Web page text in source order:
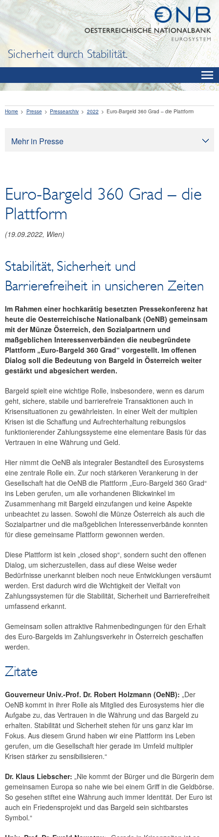
Sicherheit durch Stabilität.
Mehr in Presse
OeNB aktuell
OeNB-Podcast
Reden und Präsentationen
Fotos
Home Presse Pressearchiv 2022 Euro-Bargeld 360 Grad – die Plattform
Euro-Bargeld 360 Grad – die
Plattform
(19.09.2022, Wien)
Stabilität, Sicherheit und
Barrierefreiheit in unsicheren Zeiten
Im Rahmen einer hochkarätig besetzten Pressekonferenz hat
heute die Oesterreichische Nationalbank (OeNB) gemeinsam
mit der Münze Österreich, den Sozialpartnern und
maßgeblichen Interessenverbänden die neubegründete
Plattform „Euro-Bargeld 360 Grad“ vorgestellt. Im offenen
Dialog soll die Bedeutung von Bargeld in Österreich weiter
gestärkt und abgesichert werden.
Bargeld spielt eine wichtige Rolle, insbesondere, wenn es darum
geht, sichere, stabile und barrierefreie Transaktionen auch in
Krisensituationen zu gewährleisten. In einer Welt der multiplen
Krisen ist die Schaffung und Aufrechterhaltung reibungslos
funktionierender Zahlungssysteme eine elementare Basis für das
Vertrauen in eine Währung und Geld.
Hier nimmt die OeNB als integraler Bestandteil des Eurosystems
eine zentrale Rolle ein. Zur noch stärkeren Verankerung in der
Gesellschaft hat die OeNB die Plattform „Euro-Bargeld 360 Grad“
ins Leben gerufen, um alle vorhandenen Blickwinkel im
Zusammenhang mit Bargeld einzufangen und keine Aspekte
unbeachtet zu lassen. Sowohl die Münze Österreich als auch die
Sozialpartner und die maßgeblichen Interessenverbände konnten
für diese gemeinsame Plattform gewonnen werden.
Diese Plattform ist kein „closed shop“, sondern sucht den offenen
Dialog, um sicherzustellen, dass auf diese Weise weder
Bedürfnisse unerkannt bleiben noch neue Entwicklungen versäumt
werden. Erst dadurch wird die Wichtigkeit der Vielfalt von
Zahlungssystemen für die Stabilität, Sicherheit und Barrierefreiheit
umfassend erkannt.
Gemeinsam sollen attraktive Rahmenbedingungen für den Erhalt
des Euro-Bargelds im Zahlungsverkehr in Österreich geschaffen
werden.
Zitate
Gouverneur Univ.-Prof. Dr. Robert Holzmann (OeNB): „Der
OeNB kommt in ihrer Rolle als Mitglied des Eurosystems hier die
Aufgabe zu, das Vertrauen in die Währung und das Bargeld zu
erhalten. Stabilität und Sicherheit stehen für uns ganz klar im
Fokus. Aus diesem Grund haben wir eine Plattform ins Leben
gerufen, um die Gesellschaft hier gerade im Umfeld multipler
Krisen stärker zu sensibilisieren.“
Dr. Klaus Liebscher: „Nie kommt der Bürger und die Bürgerin dem
gemeinsamen Europa so nahe wie bei einem Griff in die Geldbörse.
So gesehen stiftet eine Währung auch immer Identität. Der Euro ist
auch ein Friedensprojekt und das Bargeld sein sichtbarstes
Symbol.“